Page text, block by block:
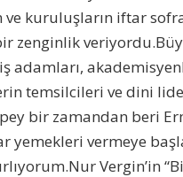
kuruluşların iftar
zenginlik
adamları,
temsilcileri ve dini
bir zamandan beri
vermeye
Vergin’in